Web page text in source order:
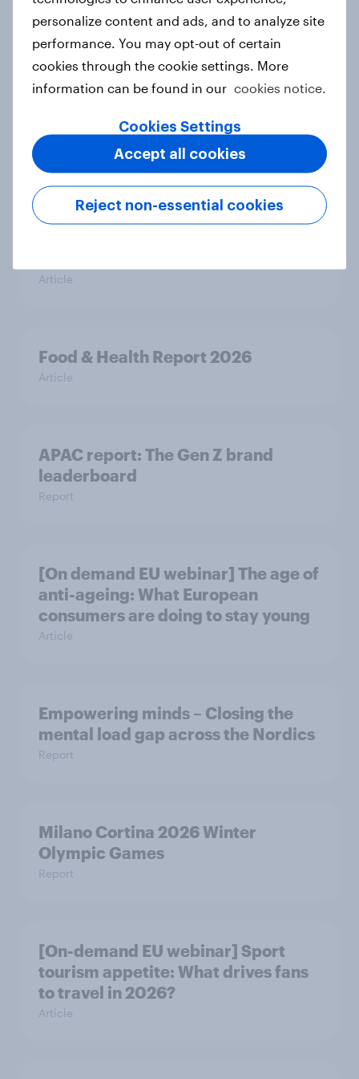
How Spikes makes advertising
effectiveness measurable with
Case study
New Nordic report exposes the
Article
Food & Health Report 2026
Article
APAC report: The Gen Z brand
leaderboard
Report
[On demand EU webinar] The age of
anti-ageing: What European
consumers are doing to stay young
Article
Empowering minds – Closing the
mental load gap across the Nordics
Report
Milano Cortina​ 2026 Winter
Olympic Games​
Report
[On-demand EU webinar] Sport
tourism appetite: What drives fans
to travel in 2026?
Article
personalize content and ads, and to analyze site
performance. You may opt-out of certain
cookies through the cookie settings. More
information can be found in our cookies notice.
Cookies Settings
Reject non-essential cookies
Accept all cookies